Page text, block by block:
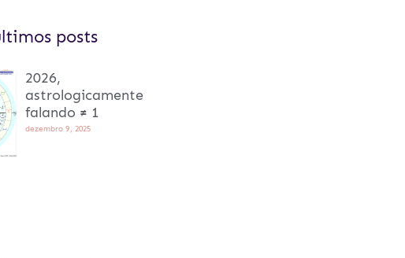
posts
2026,
astrologicamente
falando ≠ 1
dezembro 9, 2025